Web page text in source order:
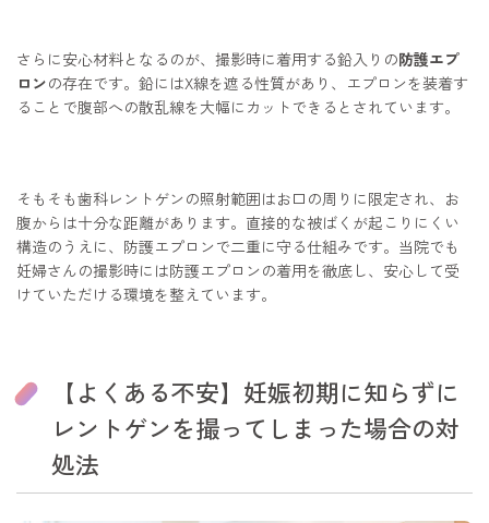
さらに安心材料となるのが、撮影時に着用する鉛入りの防護エプ
ロンの存在です。鉛にはX線を遮る性質があり、エプロンを装着す
ることで腹部への散乱線を大幅にカットできるとされています。
そもそも歯科レントゲンの照射範囲はお口の周りに限定され、お
腹からは十分な距離があります。直接的な被ばくが起こりにくい
構造のうえに、防護エプロンで二重に守る仕組みです。当院でも
妊婦さんの撮影時には防護エプロンの着用を徹底し、安心して受
けていただける環境を整えています。
【よくある不安】妊娠初期に知らずに
レントゲンを撮ってしまった場合の対
処法